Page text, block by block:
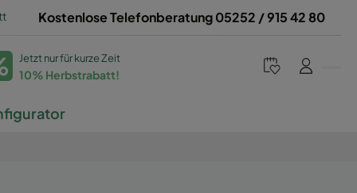
Kostenlose Telefonberatung 05252 / 915 42 80
Jetzt nur für kurze Zeit
10% Herbstrabatt!